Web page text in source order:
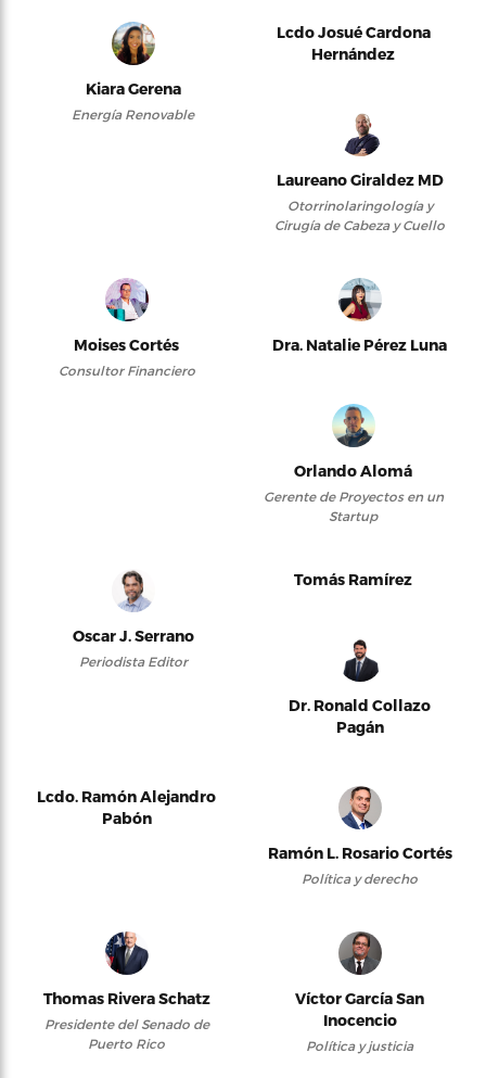
Kiara Gerena
Energía Renovable
Lcdo Josué Cardona
Hernández
Laureano Giraldez MD
Otorrinolaringología y
Cirugía de Cabeza y Cuello
Moises Cortés
Consultor Financiero
Dra. Natalie Pérez Luna
Orlando Alomá
Gerente de Proyectos en un
Startup
Oscar J. Serrano
Periodista Editor
Tomás Ramírez
Dr. Ronald Collazo
Pagán
Lcdo. Ramón Alejandro
Pabón
Ramón L. Rosario Cortés
Política y derecho
Thomas Rivera Schatz
Presidente del Senado de
Puerto Rico
Víctor García San
Inocencio
Política y justicia